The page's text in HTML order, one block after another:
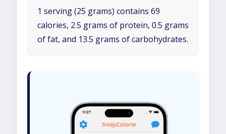
1 serving (25 grams) contains 69
calories, 2.5 grams of protein, 0.5 grams
of fat, and 13.5 grams of carbohydrates.